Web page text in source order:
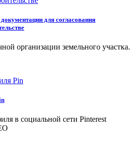
для согласования
организации земельного участка.
в социальной сети Pinterest